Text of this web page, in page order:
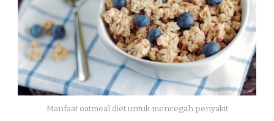
Manfaat oatmeal diet untuk mencegah penyakit